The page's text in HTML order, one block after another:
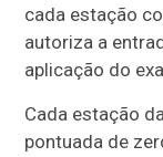
cada estação
autoriza a
aplicação do
Cada estação
pontuada de